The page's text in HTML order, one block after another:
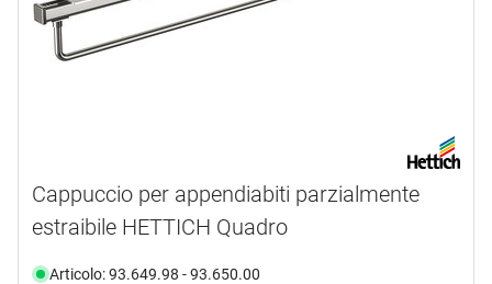
Cappuccio per appendiabiti parzialmente
estraibile HETTICH Quadro
Articolo: 93.649.98 - 93.650.00